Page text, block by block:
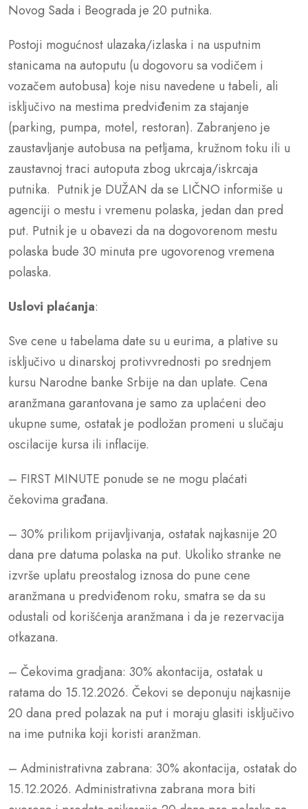
Novog Sada i Beograda je 20 putnika.
Postoji mogućnost ulazaka/izlaska i na usputnim
stanicama na autoputu (u dogovoru sa vodičem i
vozačem autobusa) koje nisu navedene u tabeli, ali
isključivo na mestima predviđenim za stajanje
(parking, pumpa, motel, restoran). Zabranjeno je
zaustavljanje autobusa na petljama, kružnom toku ili u
zaustavnoj traci autoputa zbog ukrcaja/iskrcaja
putnika. Putnik je DUŽAN da se LIČNO informiše u
agenciji o mestu i vremenu polaska, jedan dan pred
put. Putnik je u obavezi da na dogovorenom mestu
polaska bude 30 minuta pre ugovorenog vremena
polaska.
Uslovi plaćanja:
Sve cene u tabelama date su u eurima, a plative su
isključivo u dinarskoj protivvrednosti po srednjem
kursu Narodne banke Srbije na dan uplate. Cena
aranžmana garantovana je samo za uplaćeni deo
ukupne sume, ostatak je podložan promeni u slučaju
oscilacije kursa ili inflacije.
– FIRST MINUTE ponude se ne mogu plaćati
čekovima građana.
– 30% prilikom prijavljivanja, ostatak najkasnije 20
dana pre datuma polaska na put. Ukoliko stranke ne
izvrše uplatu preostalog iznosa do pune cene
aranžmana u predviđenom roku, smatra se da su
odustali od korišćenja aranžmana i da je rezervacija
otkazana.
– Čekovima gradjana: 30% akontacija, ostatak u
ratama do 15.12.2026. Čekovi se deponuju najkasnije
20 dana pred polazak na put i moraju glasiti isključivo
na ime putnika koji koristi aranžman.
– Administrativna zabrana: 30% akontacija, ostatak do
15.12.2026. Administrativna zabrana mora biti